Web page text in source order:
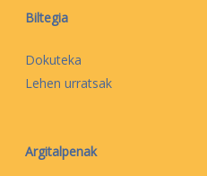
Biltegia
Dokuteka
Lehen urratsak
Argitalpenak